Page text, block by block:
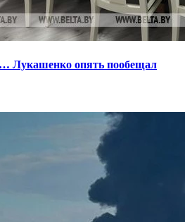
Лукашенко опять пообещал